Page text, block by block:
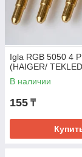
Igla RGB 5050 4
(HAIGER/
В наличии
155 ₸